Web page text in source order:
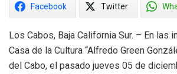
Facebook Twitter
Los Cabos, Baja California Sur. – En las
Casa de la Cultura “Alfredo Green
del Cabo, el pasado jueves 05 de